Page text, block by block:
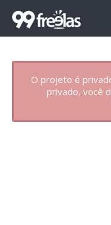
O projeto é
privado, você